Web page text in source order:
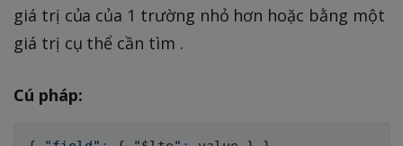
giá trị của của 1 trường nhỏ hơn hoặc bằng một
giá trị cụ thể cần tìm .
Cú pháp: